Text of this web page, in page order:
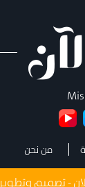
من نحن
- تصميم وتطوير